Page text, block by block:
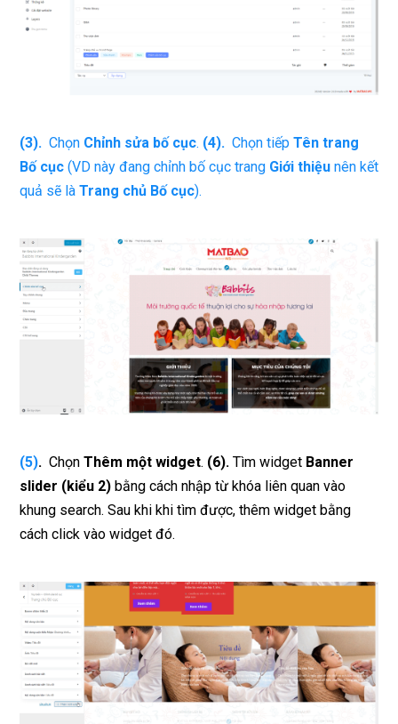
(3). Chọn Chỉnh sửa bố cục. (4). Chọn tiếp Tên trang
Bố cục (VD này đang chỉnh bố cục trang Giới thiệu nên kết
quả sẽ là Trang chủ Bố cục).
(5). Chọn Thêm một widget. (6). Tìm widget Banner
slider (kiểu 2) bằng cách nhập từ khóa liên quan vào
khung search. Sau khi khi tìm được, thêm widget bằng
cách click vào widget đó.